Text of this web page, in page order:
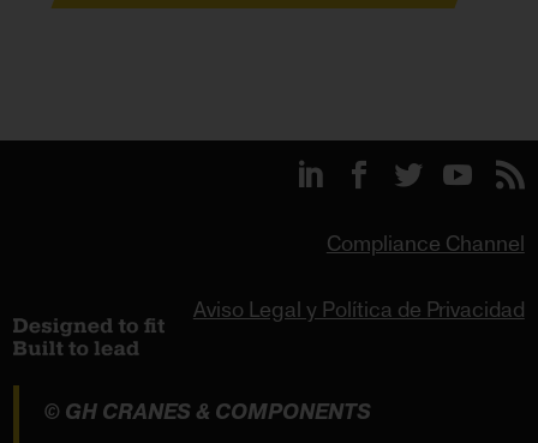
Compliance Channel
Aviso Legal y Política de Privacidad
© GH CRANES & COMPONENTS